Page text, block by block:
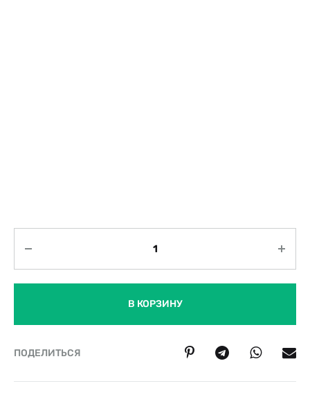
В КОРЗИНУ
ПОДЕЛИТЬСЯ